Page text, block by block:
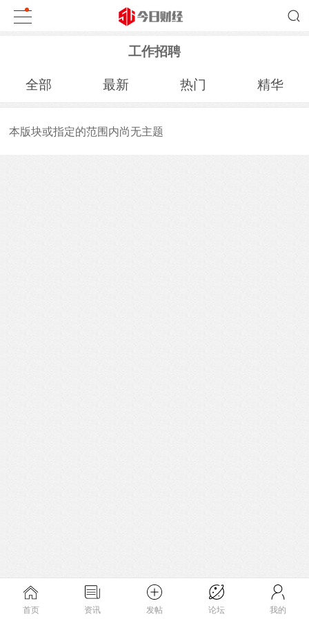
工作招聘
全部 最新 热门 精华
本版块或指定的范围内尚无主题
首页 资讯 发帖 论坛 我的